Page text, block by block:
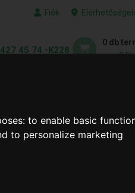
to enable basic
to personalize marketing
Fiók
45 74 -K228
0 db
0 Ft